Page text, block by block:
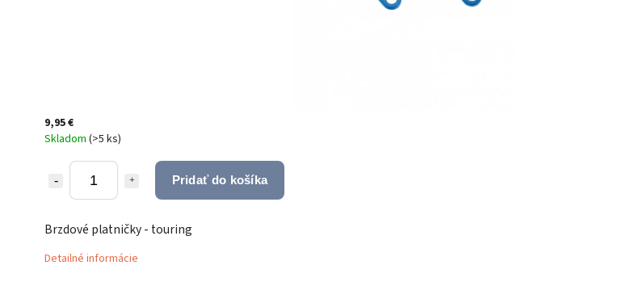
9,95 €
Skladom (>5 ks)
Pridať do košíka
Brzdové platničky - touring
Detailné informácie